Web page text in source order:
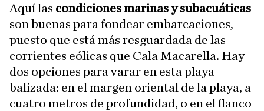
Aquí las condiciones marinas y subacuáticas
son buenas para fondear embarcaciones,
puesto que está más resguardada de las
corrientes eólicas que Cala Macarella. Hay
dos opciones para varar en esta playa
balizada: en el margen oriental de la playa, a
cuatro metros de profundidad, o en el flanco